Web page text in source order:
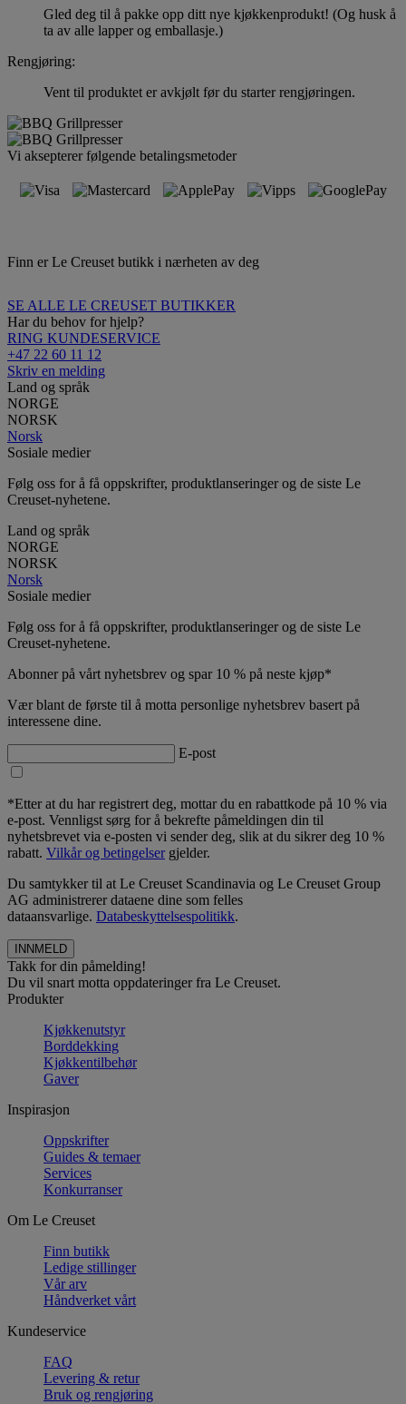
Gled deg til å pakke opp ditt nye kjøkkenprodukt! (Og husk å
ta av alle lapper og emballasje.)
Rengjøring:
Vent til produktet er avkjølt før du starter rengjøringen.
Vi aksepterer følgende betalingsmetoder
Finn er Le Creuset butikk i nærheten av deg
SE ALLE LE CREUSET BUTIKKER
Har du behov for hjelp?
RING KUNDESERVICE
+47 22 60 11 12
Skriv en melding
Land og språk
NORGE
NORSK
Norsk
Sosiale medier
Følg oss for å få oppskrifter, produktlanseringer og de siste Le
Creuset-nyhetene.
Land og språk
NORGE
NORSK
Norsk
Sosiale medier
Følg oss for å få oppskrifter, produktlanseringer og de siste Le
Creuset-nyhetene.
Abonner på vårt nyhetsbrev og spar 10 % på neste kjøp*
Vær blant de første til å motta personlige nyhetsbrev basert på
interessene dine.
E-post
*Etter at du har registrert deg, mottar du en rabattkode på 10 % via
e-post. Vennligst sørg for å bekrefte påmeldingen din til
nyhetsbrevet via e-posten vi sender deg, slik at du sikrer deg 10 %
rabatt. Vilkår og betingelsergjelder.
Du samtykker til at Le Creuset Scandinavia og Le Creuset Group
AG administrerer dataene dine som felles
dataansvarlige. Databeskyttelsespolitikk.
Takk for din påmelding!
Du vil snart motta oppdateringer fra Le Creuset.
Produkter
Kjøkkenutstyr
Borddekking
Kjøkkentilbehør
Gaver
Inspirasjon
Oppskrifter
Guides & temaer
Services
Konkurranser
Om Le Creuset
Finn butikk
Ledige stillinger
Vår arv
Håndverket vårt
Kundeservice
FAQ
Levering & retur
Bruk og rengjøring